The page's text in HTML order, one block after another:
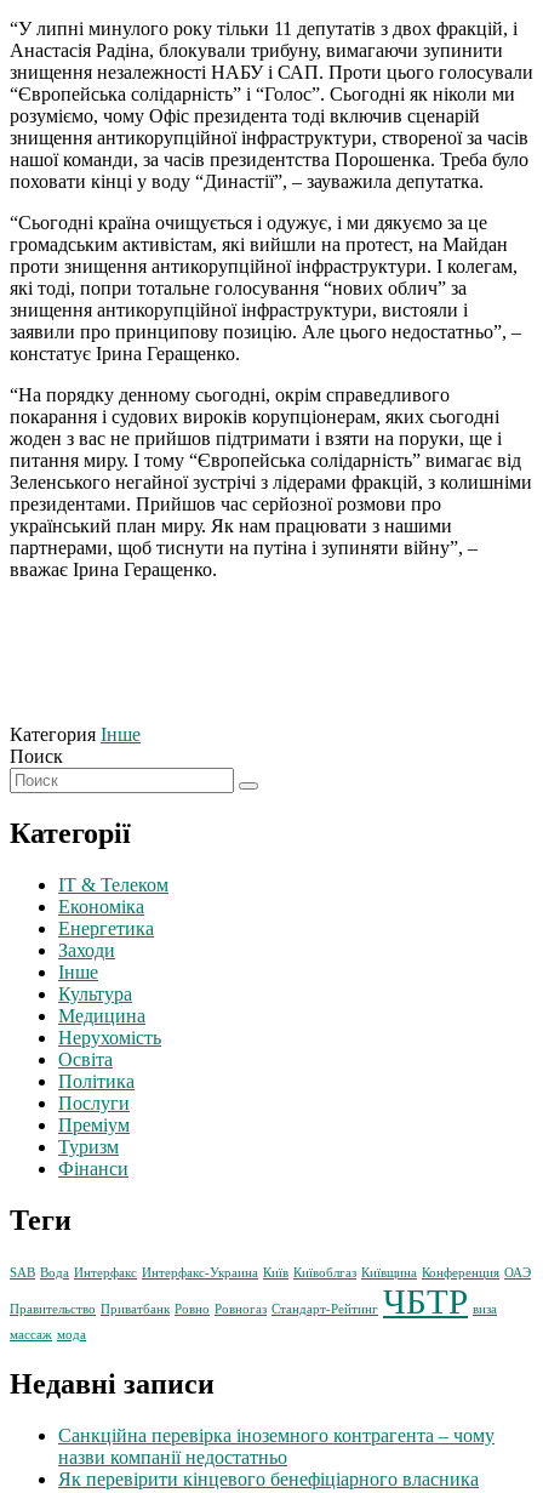
“У липні минулого року тільки 11 депутатів з двох фракцій, і
Анастасія Радіна, блокували трибуну, вимагаючи зупинити
знищення незалежності НАБУ і САП. Проти цього голосували
“Європейська солідарність” і “Голос”. Сьогодні як ніколи ми
розуміємо, чому Офіс президента тоді включив сценарій
знищення антикорупційної інфраструктури, створеної за часів
нашої команди, за часів президентства Порошенка. Треба було
поховати кінці у воду “Династії”, – зауважила депутатка.
“Сьогодні країна очищується і одужує, і ми дякуємо за це
громадським активістам, які вийшли на протест, на Майдан
проти знищення антикорупційної інфраструктури. І колегам,
які тоді, попри тотальне голосування “нових облич” за
знищення антикорупційної інфраструктури, вистояли і
заявили про принципову позицію. Але цього недостатньо”, –
констатує Ірина Геращенко.
“На порядку денному сьогодні, окрім справедливого
покарання і судових вироків корупціонерам, яких сьогодні
жоден з вас не прийшов підтримати і взяти на поруки, ще і
питання миру. І тому “Європейська солідарність” вимагає від
Зеленського негайної зустрічі з лідерами фракцій, з колишніми
президентами. Прийшов час серйозної розмови про
український план миру. Як нам працювати з нашими
партнерами, щоб тиснути на путіна і зупиняти війну”, –
вважає Ірина Геращенко.
Категория Інше
Поиск
Категорії
IT & Телеком
Економіка
Енергетика
Заходи
Інше
Культура
Медицина
Нерухомість
Освіта
Політика
Послуги
Преміум
Туризм
Фінанси
Теги
SAB Вода Интерфакс Интерфакс-Украина Київ Київоблгаз Київщина Конференция ОАЭ
Правительство Приватбанк Ровно Ровногаз Стандарт-Рейтинг ЧБТР виза
массаж мода
Недавні записи
Санкційна перевірка іноземного контрагента – чому
назви компанії недостатньо
Як перевірити кінцевого бенефіціарного власника